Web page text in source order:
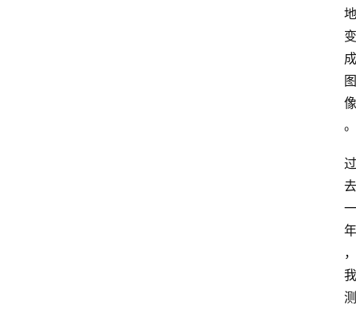
地
变
成
图
像
。
过
去
一
年
，
我
测